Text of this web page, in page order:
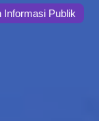
Informasi Publik